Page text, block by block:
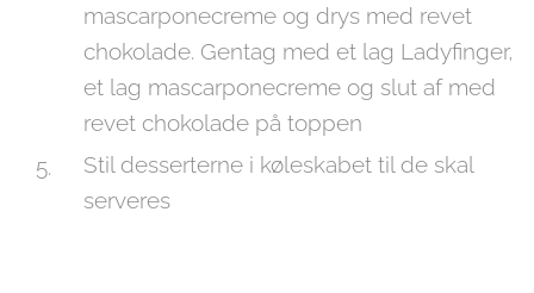
mascarponecreme og drys med revet
chokolade. Gentag med et lag Ladyfinger,
et lag mascarponecreme og slut af med
revet chokolade på toppen
Stil desserterne i køleskabet til de skal
serveres